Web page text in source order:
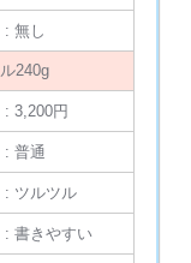
: 無し
240g
: 3,200円
: 普通
: ツルツル
: 書きやすい